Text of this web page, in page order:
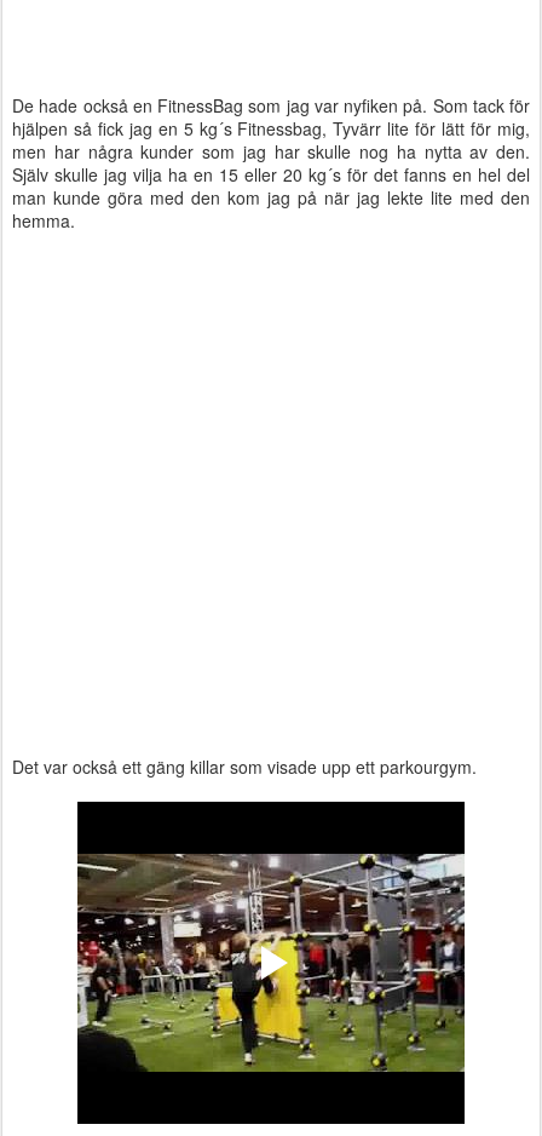
De hade också en FitnessBag som jag var nyfiken på. Som tack för
hjälpen så fick jag en 5 kg´s Fitnessbag, Tyvärr lite för lätt för mig,
men har några kunder som jag har skulle nog ha nytta av den.
Själv skulle jag vilja ha en 15 eller 20 kg´s för det fanns en hel del
man kunde göra med den kom jag på när jag lekte lite med den
hemma.
Det var också ett gäng killar som visade upp ett parkourgym.